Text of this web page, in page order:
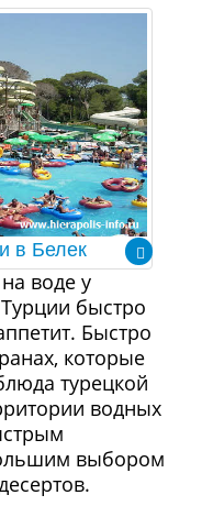
в Белек
воде у
быстро
Быстро
которые
турецкой
водных
выбором